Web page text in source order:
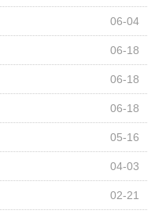
06-04
06-18
06-18
06-18
05-16
04-03
02-21